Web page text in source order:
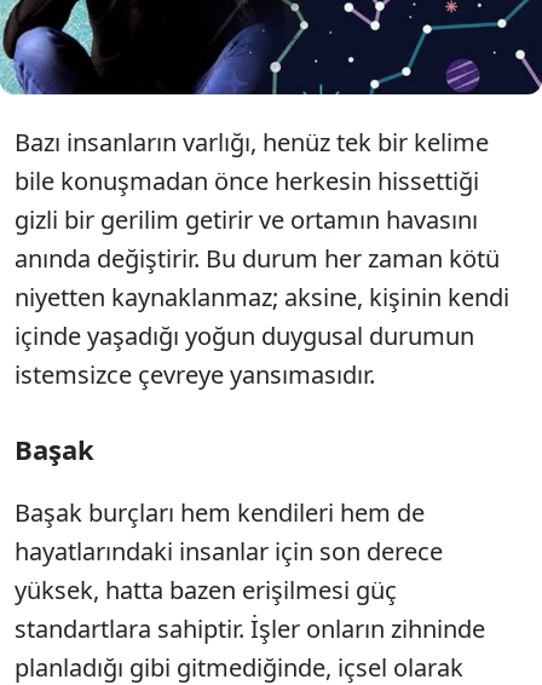
dönüşebilir. İşte girdikleri odanın havasını bir anda
değiştiren o üç burç...
Bazı insanların varlığı, henüz tek bir kelime
bile konuşmadan önce herkesin hissettiği
gizli bir gerilim getirir ve ortamın havasını
anında değiştirir. Bu durum her zaman kötü
niyetten kaynaklanmaz; aksine, kişinin kendi
içinde yaşadığı yoğun duygusal durumun
istemsizce çevreye yansımasıdır.
Başak
Başak burçları hem kendileri hem de
hayatlarındaki insanlar için son derece
yüksek, hatta bazen erişilmesi güç
standartlara sahiptir. İşler onların zihninde
planladığı gibi gitmediğinde, içsel olarak